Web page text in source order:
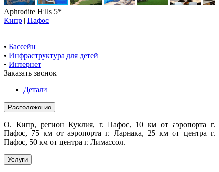
Aphrodite Hills 5*
Кипр | Пафос
• Бассейн
• Инфраструктура для детей
• Интернет
Заказать звонок
Детали
Расположение
О. Кипр, регион Куклия, г. Пафос, 10 км от аэропорта г.
Пафос, 75 км от аэропорта г. Ларнака, 25 км от центра г.
Пафос, 50 км от центра г. Лимассол.
Услуги